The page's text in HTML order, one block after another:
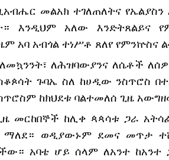
መልአክ ተገለጠለትና
እንዲህም አለው እንድትጸልይና
አባ አብጎል ተነሥቶ ጸለየ የምንኵስና
ለመኳንንት፣ ለሕዝባውያንና ለሴቶች
ጉባኤ ስለ ከሀዲው ንስጥሮስ
ከክህደቱ ባልተመለሰ ጊዜ
መርከበኞች ከሊቀ ጳጳሳቱ ጋራ
ማለደ። ወዲያውኑም ደመና መጥታ
አባቴ ሆይ ሰላም ለአንተ